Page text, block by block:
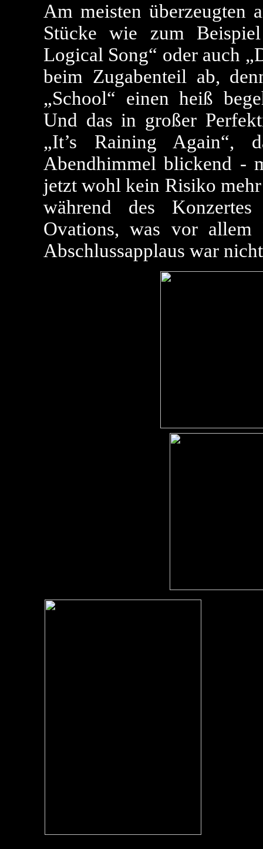
Am meisten überzeugten
Stücke wie zum
Logical Song“ oder auch
beim Zugabenteil ab,
„School“ einen heiß
Und das in großer
„It’s Raining
Abendhimmel blickend -
jetzt wohl kein Risiko
während des
Ovations, was vor
Abschlussapplaus war